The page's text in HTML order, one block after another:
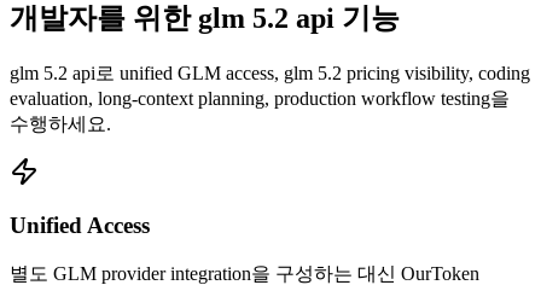
개발자를 위한 glm 5.2 api 기능
glm 5.2 api로 unified GLM access, glm 5.2 pricing visibility, coding
evaluation, long-context planning, production workflow testing을
수행하세요.
Unified Access
별도 GLM provider integration을 구성하는 대신 OurToken